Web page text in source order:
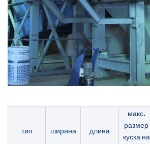
тип ширина длина
макс.
размер
куска на